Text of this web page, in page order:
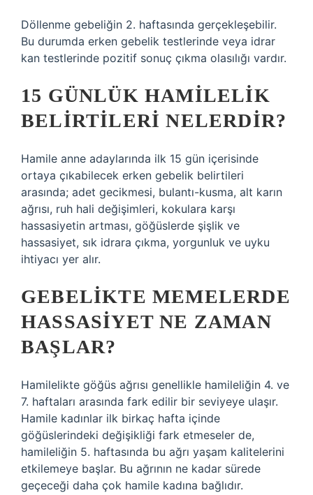
Döllenme gebeliğin 2. haftasında gerçekleşebilir.
Bu durumda erken gebelik testlerinde veya idrar
kan testlerinde pozitif sonuç çıkma olasılığı vardır.
15 GÜNLÜK HAMILELIK
BELIRTILERI NELERDIR?
Hamile anne adaylarında ilk 15 gün içerisinde
ortaya çıkabilecek erken gebelik belirtileri
arasında; adet gecikmesi, bulantı-kusma, alt karın
ağrısı, ruh hali değişimleri, kokulara karşı
hassasiyetin artması, göğüslerde şişlik ve
hassasiyet, sık idrara çıkma, yorgunluk ve uyku
ihtiyacı yer alır.
GEBELIKTE MEMELERDE
HASSASIYET NE ZAMAN
BAŞLAR?
Hamilelikte göğüs ağrısı genellikle hamileliğin 4. ve
7. haftaları arasında fark edilir bir seviyeye ulaşır.
Hamile kadınlar ilk birkaç hafta içinde
göğüslerindeki değişikliği fark etmeseler de,
hamileliğin 5. haftasında bu ağrı yaşam kalitelerini
etkilemeye başlar. Bu ağrının ne kadar sürede
geçeceği daha çok hamile kadına bağlıdır.